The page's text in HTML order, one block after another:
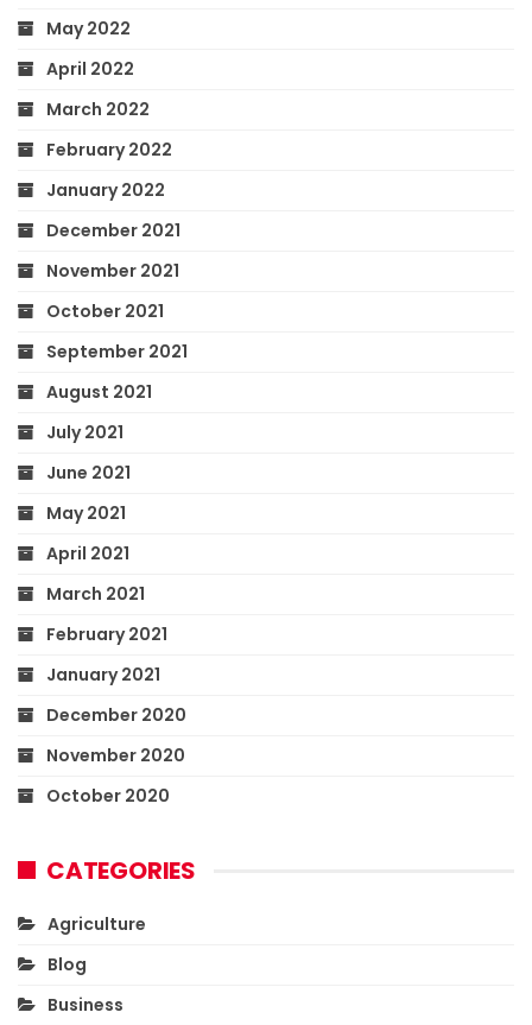
May 2022
April 2022
March 2022
February 2022
January 2022
December 2021
November 2021
October 2021
September 2021
August 2021
July 2021
June 2021
May 2021
April 2021
March 2021
February 2021
January 2021
December 2020
November 2020
October 2020
CATEGORIES
Agriculture
Blog
Business